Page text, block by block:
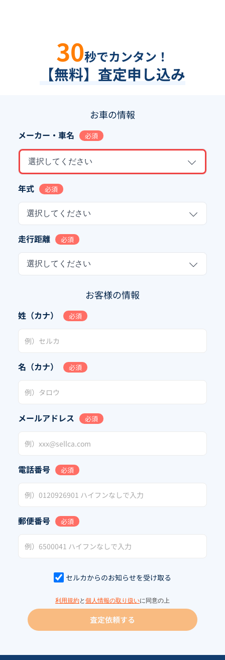
30秒でカンタン！
【無料】査定申し込み
お車の情報
メーカー・車名 必須
選択してください
年式 必須
選択してください
走行距離 必須
選択してください
お客様の情報
姓（カナ） 必須
名（カナ） 必須
メールアドレス 必須
電話番号 必須
郵便番号 必須
セルカからのお知らせを受け取る
利用規約と 個人情報の取り扱いに同意の上
査定依頼する